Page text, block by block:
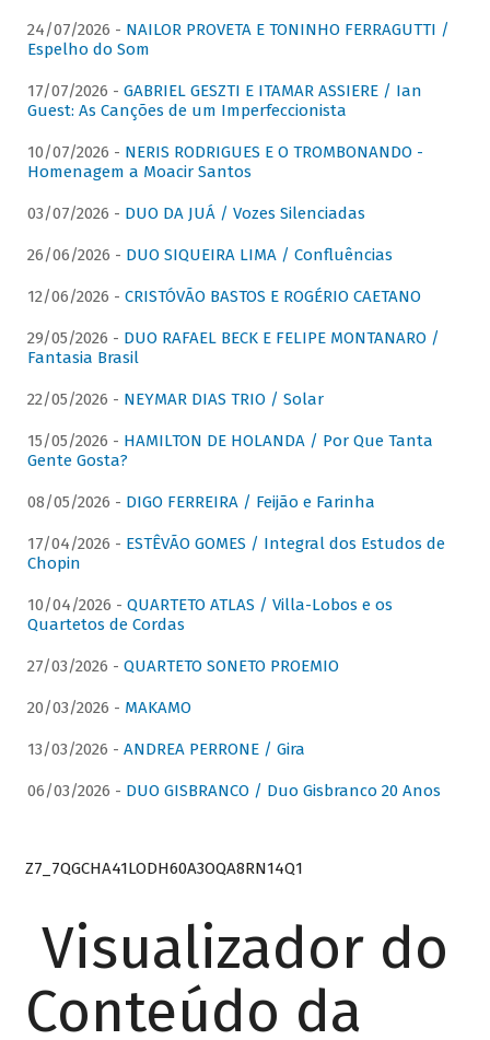
24/07/2026 - NAILOR PROVETA E TONINHO FERRAGUTTI /
Espelho do Som
17/07/2026 - GABRIEL GESZTI E ITAMAR ASSIERE / Ian
Guest: As Canções de um Imperfeccionista
10/07/2026 - NERIS RODRIGUES E O TROMBONANDO -
Homenagem a Moacir Santos
03/07/2026 - DUO DA JUÁ / Vozes Silenciadas
26/06/2026 - DUO SIQUEIRA LIMA / Confluências
12/06/2026 - CRISTÓVÃO BASTOS E ROGÉRIO CAETANO
29/05/2026 - DUO RAFAEL BECK E FELIPE MONTANARO /
Fantasia Brasil
22/05/2026 - NEYMAR DIAS TRIO / Solar
15/05/2026 - HAMILTON DE HOLANDA / Por Que Tanta
Gente Gosta?
08/05/2026 - DIGO FERREIRA / Feijão e Farinha
17/04/2026 - ESTÊVÃO GOMES / Integral dos Estudos de
Chopin
10/04/2026 - QUARTETO ATLAS / Villa-Lobos e os
Quartetos de Cordas
27/03/2026 - QUARTETO SONETO PROEMIO
20/03/2026 - MAKAMO
13/03/2026 - ANDREA PERRONE / Gira
06/03/2026 - DUO GISBRANCO / Duo Gisbranco 20 Anos
Z7_7QGCHA41LODH60A3OQA8RN14Q1
Visualizador do
Conteúdo da